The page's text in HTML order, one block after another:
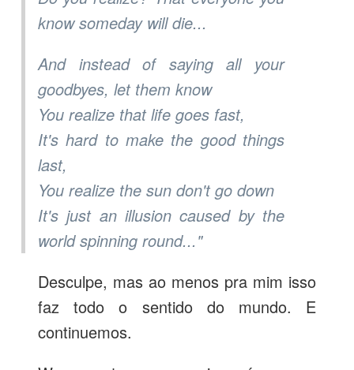
know someday will die...
And instead of saying all your
goodbyes, let them know
You realize that life goes fast,
It's hard to make the good things
last,
You realize the sun don't go down
It's just an illusion caused by the
world spinning round..."
Desculpe, mas ao menos pra mim isso
faz todo o sentido do mundo. E
continuemos.